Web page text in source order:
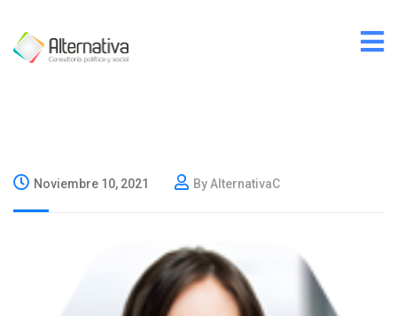
Noviembre 10, 2021 By AlternativaC